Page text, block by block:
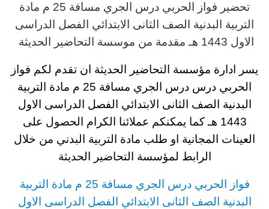
تحضير فواز الحربي درس
الجري مسافة 25 م مادة
التربية البدنية الصف الثانى الابتدائي الفصل الدراسى
الاول 1443 هـ
مقدمة من موسسة التحاضير الحديثة
يسر ادارة مؤسسة التحاضير الحديثة ان تقدم لكم فواز
الحربي درس درس الجري مسافة 25 م مادة التربية
البدنية
الصف الثانى الابتدائي الفصل الدراسى الاول
1443 هـ
كما يمكنكم عملائنا الكرام الحصول على
العينات المجانية او طلب مادة التربية البدني من خلال
الرابط لمؤسسة التحاضير الحديثة
فواز الحربي درس
الجري مسافة 25 م مادة التربية
البدنية الصف الثانى الابتدائي الفصل الدراسى الاول